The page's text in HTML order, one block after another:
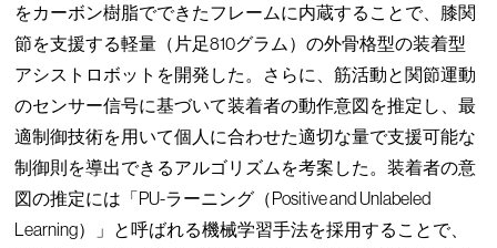
をカーボン樹脂でできたフレームに内蔵することで、膝関
節を支援する軽量（片足810グラム）の外骨格型の装着型
アシストロボットを開発した。さらに、筋活動と関節運動
のセンサー信号に基づいて装着者の動作意図を推定し、最
適制御技術を用いて個人に合わせた適切な量で支援可能な
制御則を導出できるアルゴリズムを考案した。装着者の意
図の推定には「PU-ラーニング（Positive and Unlabeled
Learning）」と呼ばれる機械学習手法を採用することで、